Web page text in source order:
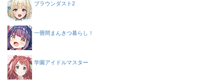
ブラウンダスト2
一畳間まんきつ暮らし！
学園アイドルマスター